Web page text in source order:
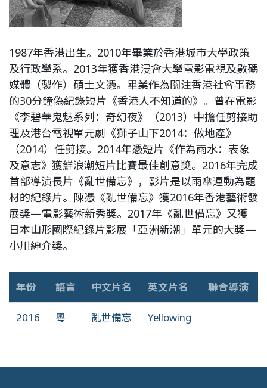
1987年香港出生。2010年畢業於香港城市大學政策
及行政學系。2013年獲香港浸會大學電影電視及數碼
媒體（製作）碩士文憑。畢業作為關注香港社會事務
的30分鐘偽紀錄短片《香港人不知道的》。曾在電影
《李碧華鬼魅系列：奇幻夜》（2013）中擔任剪接助
理及港台電視單元劇《獅子山下2014：做地產》
（2014）任剪接。2014年憑短片《作為雨水：表象
及意志》獲鮮浪潮短片比賽最佳創意獎。2016年完成
首部導演長片《亂世備忘》，影片是以雨傘運動為題
材的紀錄片。陳憑《亂世備忘》獲2016年香港藝術發
展獎—電影藝術新秀獎。2017年《亂世備忘》又獲
日本山形國際紀錄片影展「亞洲新潮」單元的大獎—
小川紳介獎。
年份 語言 中文片名 英文片名 聯合導演
2016 粵 亂世備忘 Yellowing